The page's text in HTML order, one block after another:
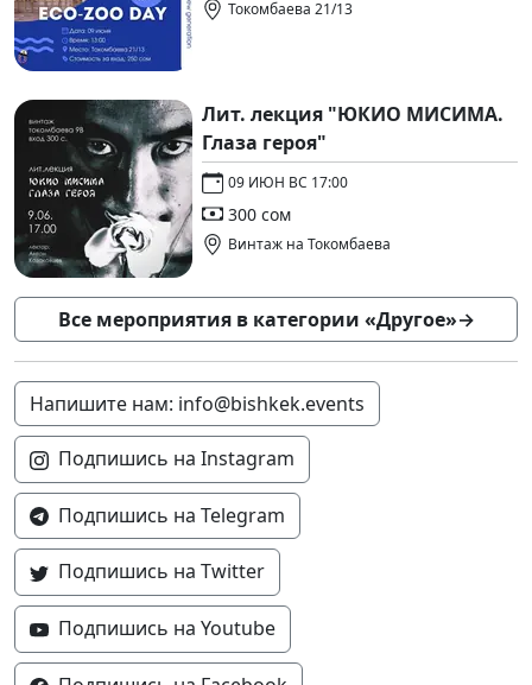
Токомбаева 21/13
Лит. лекция "ЮКИО МИСИМА.
Глаза героя"
09 ИЮН ВС 17:00
300 сом
Винтаж на Токомбаева
Все мероприятия в категории «Другое»→
Напишите нам: info@bishkek.events
Подпишись на Instagram
Подпишись на Telegram
Подпишись на Twitter
Подпишись на Youtube